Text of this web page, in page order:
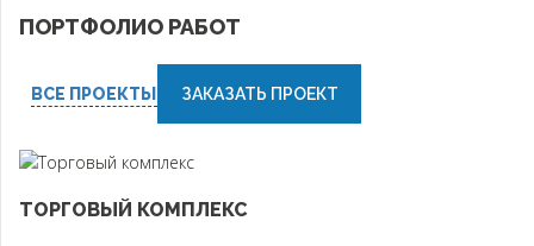
ПОРТФОЛИО РАБОТ
ВСЕ ПРОЕКТЫ ЗАКАЗАТЬ ПРОЕКТ
ТОРГОВЫЙ КОМПЛЕКС